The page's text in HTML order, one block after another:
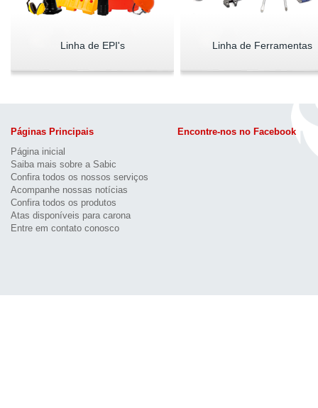
Linha de EPI's Linha de Ferramentas
Páginas Principais
Página inicial
Saiba mais sobre a Sabic
Confira todos os nossos serviços
Acompanhe nossas notícias
Confira todos os produtos
Atas disponíveis para carona
Entre em contato conosco
Encontre-nos no Facebook